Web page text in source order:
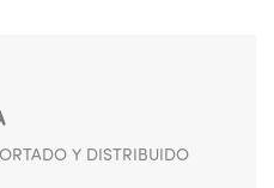
Y DISTRIBUIDO